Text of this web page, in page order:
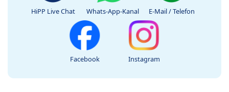
HiPP Live Chat Whats-App-Kanal E-Mail / Telefon
Facebook Instagram